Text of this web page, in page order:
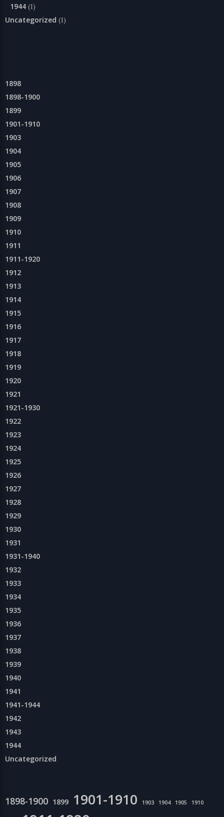
1944 (1)
Uncategorized (1)
1898
1898-1900
1899
1901-1910
1903
1904
1905
1906
1907
1908
1909
1910
1911
1911-1920
1912
1913
1914
1915
1916
1917
1918
1919
1920
1921
1921-1930
1922
1923
1924
1925
1926
1927
1928
1929
1930
1931
1931-1940
1932
1933
1934
1935
1936
1937
1938
1939
1940
1941
1941-1944
1942
1943
1944
Uncategorized
1898-1900 1899 1901-1910 1903 1904 1905 1910